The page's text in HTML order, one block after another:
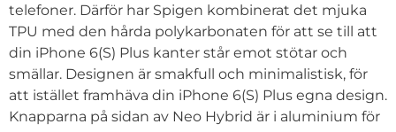
telefoner. Därför har Spigen kombinerat det mjuka
TPU med den hårda polykarbonaten för att se till att
din iPhone 6(S) Plus kanter står emot stötar och
smällar. Designen är smakfull och minimalistisk, för
att istället framhäva din iPhone 6(S) Plus egna design.
Knapparna på sidan av Neo Hybrid är i aluminium för